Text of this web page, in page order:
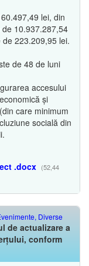
lei, din
10.937.287,54
223.209,95 lei.
de 48 de luni
accesului
și
care minimum
socială din
.docx (52,44
Diverse
de actualizare a
conform